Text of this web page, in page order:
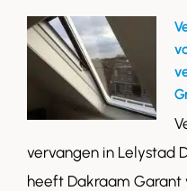
vervangen in Lelystad
heeft Dakraam Garant